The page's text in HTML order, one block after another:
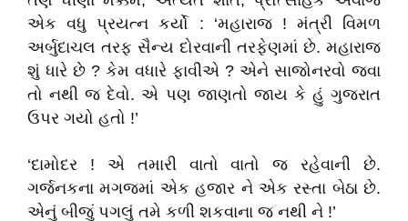
એક વધુ પ્રયત્ન કર્યો : ‘મહારાજ ! મંત્રી વિમળ
અર્બુદાચલ તરફ સૈન્ય દોરવાની તરફેણમાં છે. મહારાજ
શું ધારે છે ? કેમ વધારે ફાવીએ ? એને સાજોનરવો જવા
તો નથી જ દેવો. એ પણ જાણતો જાય કે હું ગુજરાત
ઉપર ગયો હતો !’
‘દામોદર ! એ તમારી વાતો વાતો જ રહેવાની છે.
ગર્જનકના મગજમાં એક હજાર ને એક રસ્તા બેઠા છે.
એનું બીજું પગલું તમે કળી શકવાના જ નથી ને !’